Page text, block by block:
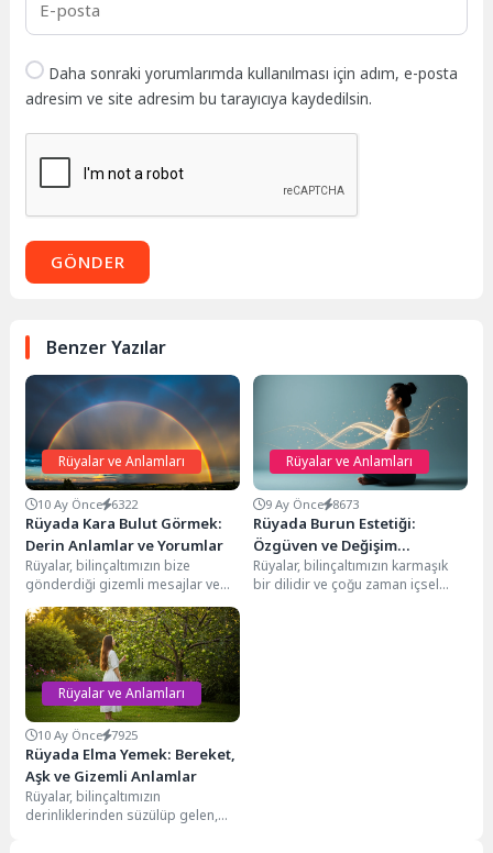
Daha sonraki yorumlarımda kullanılması için adım, e-posta
adresim ve site adresim bu tarayıcıya kaydedilsin.
GÖNDER
Benzer Yazılar
Rüyalar ve Anlamları
10 Ay Önce 6322
Rüyada Kara Bulut Görmek:
Derin Anlamlar ve Yorumlar
Rüyalar, bilinçaltımızın bize
gönderdiği gizemli mesajlar ve
hayatımızın farklı dönemlerine
dair ipuçları barındırır. Bu
mesajlar...
Rüyalar ve Anlamları
9 Ay Önce 8673
Rüyada Burun Estetiği:
Özgüven ve Değişim
Sembolleri
Rüyalar, bilinçaltımızın karmaşık
bir dilidir ve çoğu zaman içsel
Rüyalar ve Anlamları
10 Ay Önce 7925
Rüyada Elma Yemek: Bereket,
Aşk ve Gizemli Anlamlar
Rüyalar, bilinçaltımızın
derinliklerinden süzülüp gelen,